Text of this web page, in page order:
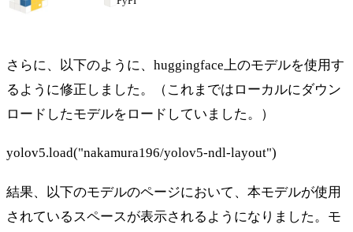
さらに、以下のように、huggingface上のモデルを使用す
るように修正しました。（これまではローカルにダウン
ロードしたモデルをロードしていました。）
yolov5.load("nakamura196/yolov5-ndl-layout")
結果、以下のモデルのページにおいて、本モデルが使用
されているスペースが表示されるようになりました。モ